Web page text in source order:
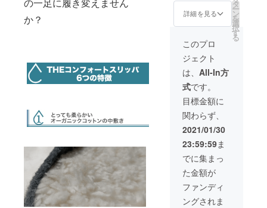
の一足に履き変えません
か？
時期が
遅れる
ます。
お りま
す。 ・
り出荷
時期が
遅れる
場合が
ござい
ます。
ラーは
第一希
望のカ
ラーを
お選び
くださ
い。 ※
それぞ
れのカ
ラーが
60足の
応援に
満たな
い場合
はどち
らか多
い方一
色の展
開とな
ります
ことご
詳細を見る
タ
ー
ン
を
選
択
す
る
このプロ
ジェクト
は、 All-In方
式です。
目標金額に
関わらず、
2021/01/30
23:59:59ま
でに集まっ
た金額が
ファンディ
ングされま